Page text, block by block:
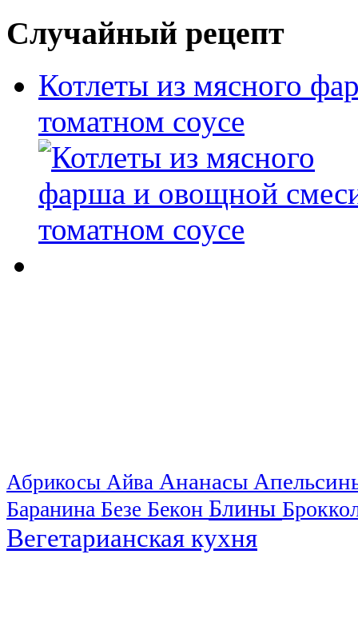
Случайный рецепт
Котлеты из мясного
томатном соусе
Абрикосы Айва Ананасы
Баранина Безе Бекон Блины
Вегетарианская кухня